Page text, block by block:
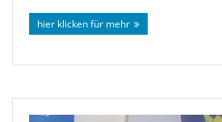
hier klicken für mehr